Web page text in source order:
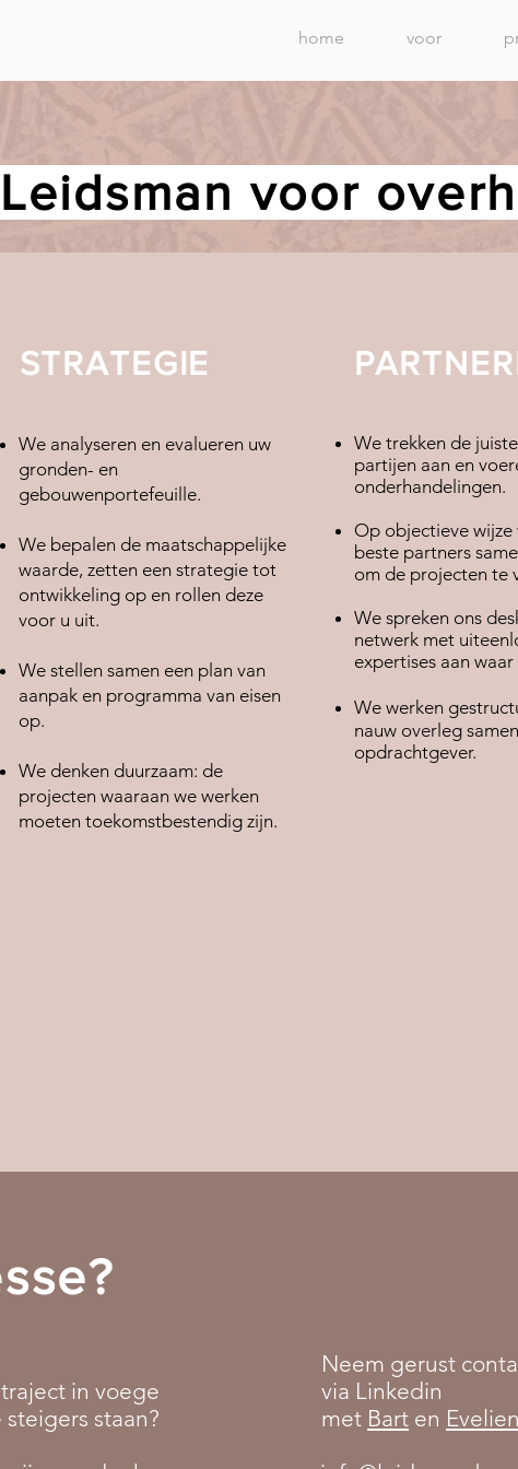
home voor
Leidsman voor
STRATEGIE
We analyseren en evalueren uw
gronden- en
gebouwenportefeuille.
We bepalen de maatschappelijke
waarde, zetten een strategie tot
ontwikkeling op en rollen deze
voor u uit.
We stellen samen een plan van
aanpak en programma van eisen
op.
We denken duurzaam: de
projecten waaraan we werken
moeten toekomstbestendig zijn.
We trekken de
partijen aan en
onderhandelingen.
Op objectieve wijze
beste partners
om de projecten te
We spreken ons
netwerk met
expertises aan
We werken
nauw overleg
opdrachtgever.
in voege
staan?
Neem gerust
via Linkedin
met Bart en Evelien